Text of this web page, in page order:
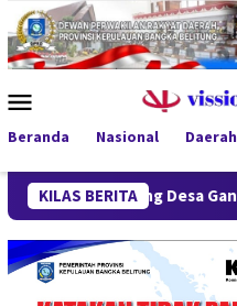
Loncat
ke
konten
Mobile
Beranda Nasional Daerah
KILAS BERITA
Desa Gantung Disorot